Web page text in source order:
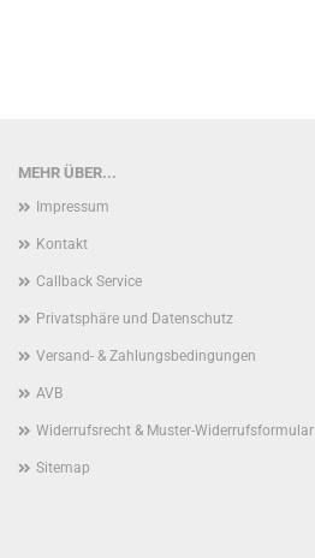
MEHR ÜBER...
Impressum
Kontakt
Callback Service
Privatsphäre und Datenschutz
Versand- & Zahlungsbedingungen
AVB
Widerrufsrecht & Muster-Widerrufsformular
Sitemap